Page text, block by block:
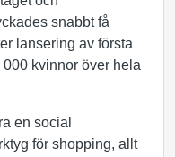
snabbt få
lansering av första
kvinnor över hela
en social
för shopping, allt